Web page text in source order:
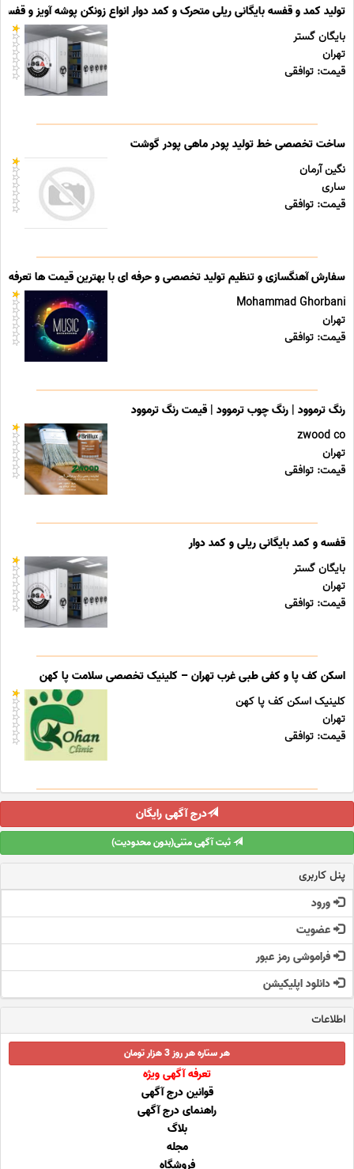
تولید کمد و قفسه بایگانی ریلی متحرک و کمد دوار انواع زونکن پوشه آویز و قفسه
بایگان گستر
تهران
قیمت: توافقی
ساخت تخصصی خط تولید پودر ماهی پودر گوشت
نگین آرمان
ساری
قیمت: توافقی
سفارش آهنگسازی و تنظیم تولید تخصصی و حرفه ای با بهترین قیمت ها تعرفه
Mohammad Ghorbani
تهران
قیمت: توافقی
رنگ ترموود | رنگ چوب ترموود | قیمت رنگ ترموود
zwood co
تهران
قیمت: توافقی
قفسه و کمد بایگانی ریلی و کمد دوار
بایگان گستر
تهران
قیمت: توافقی
اسکن کف پا و کفی طبی غرب تهران – کلینیک تخصصی سلامت پا کهن
کلینیک اسکن کف پا کهن
تهران
قیمت: توافقی
درج آگهی رایگان
ثبت آگهی متنی(بدون محدودیت)
پنل کاربری
ورود
عضویت
فراموشی رمز عبور
دانلود اپلیکیشن
اطلاعات
هر ستاره هر روز 3 هزار تومان
تعرفه آگهی ویژه
قوانین درج آگهی
راهنمای درج آگهی
بلاگ
مجله